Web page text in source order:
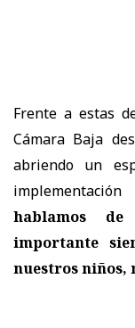
Frente a estas
Cámara Baja
abriendo un
hablamos
importante
nuestros niños,